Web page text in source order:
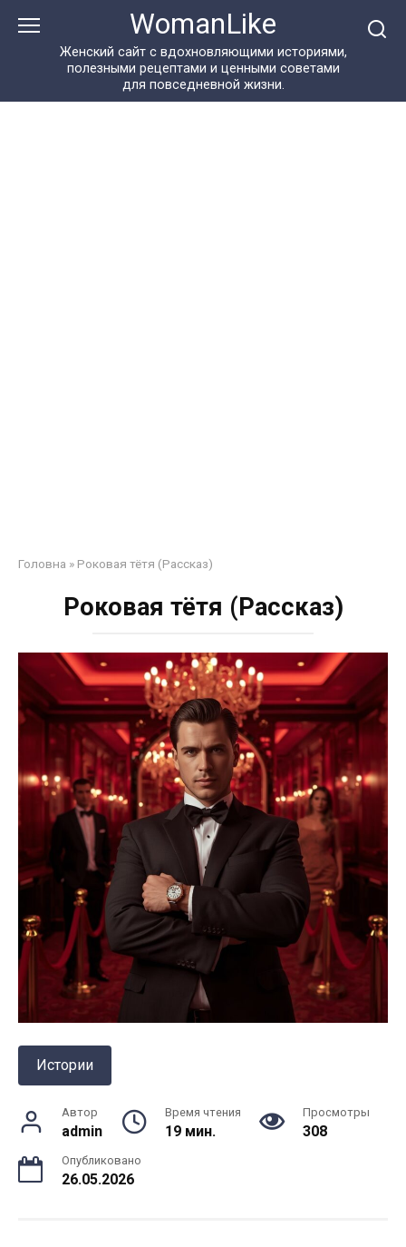
WomanLike
Женский сайт с вдохновляющими историями,
полезными рецептами и ценными советами
для повседневной жизни.
Головна » Роковая тётя (Рассказ)
Роковая тётя (Рассказ)
Истории
Автор
admin
Время чтения
19 мин.
Просмотры
308
Опубликовано
26.05.2026